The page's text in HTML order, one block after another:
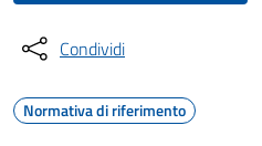
Condividi
Normativa di riferimento